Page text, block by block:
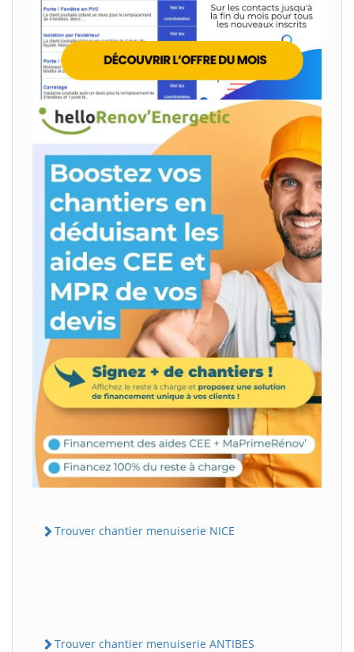
Trouver chantier menuiserie NICE
Trouver chantier menuiserie ANTIBES